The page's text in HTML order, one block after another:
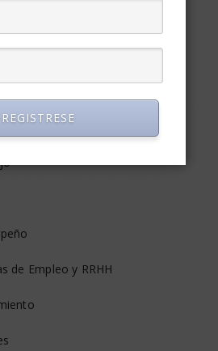
de Empleo y RRHH
REGISTRESE